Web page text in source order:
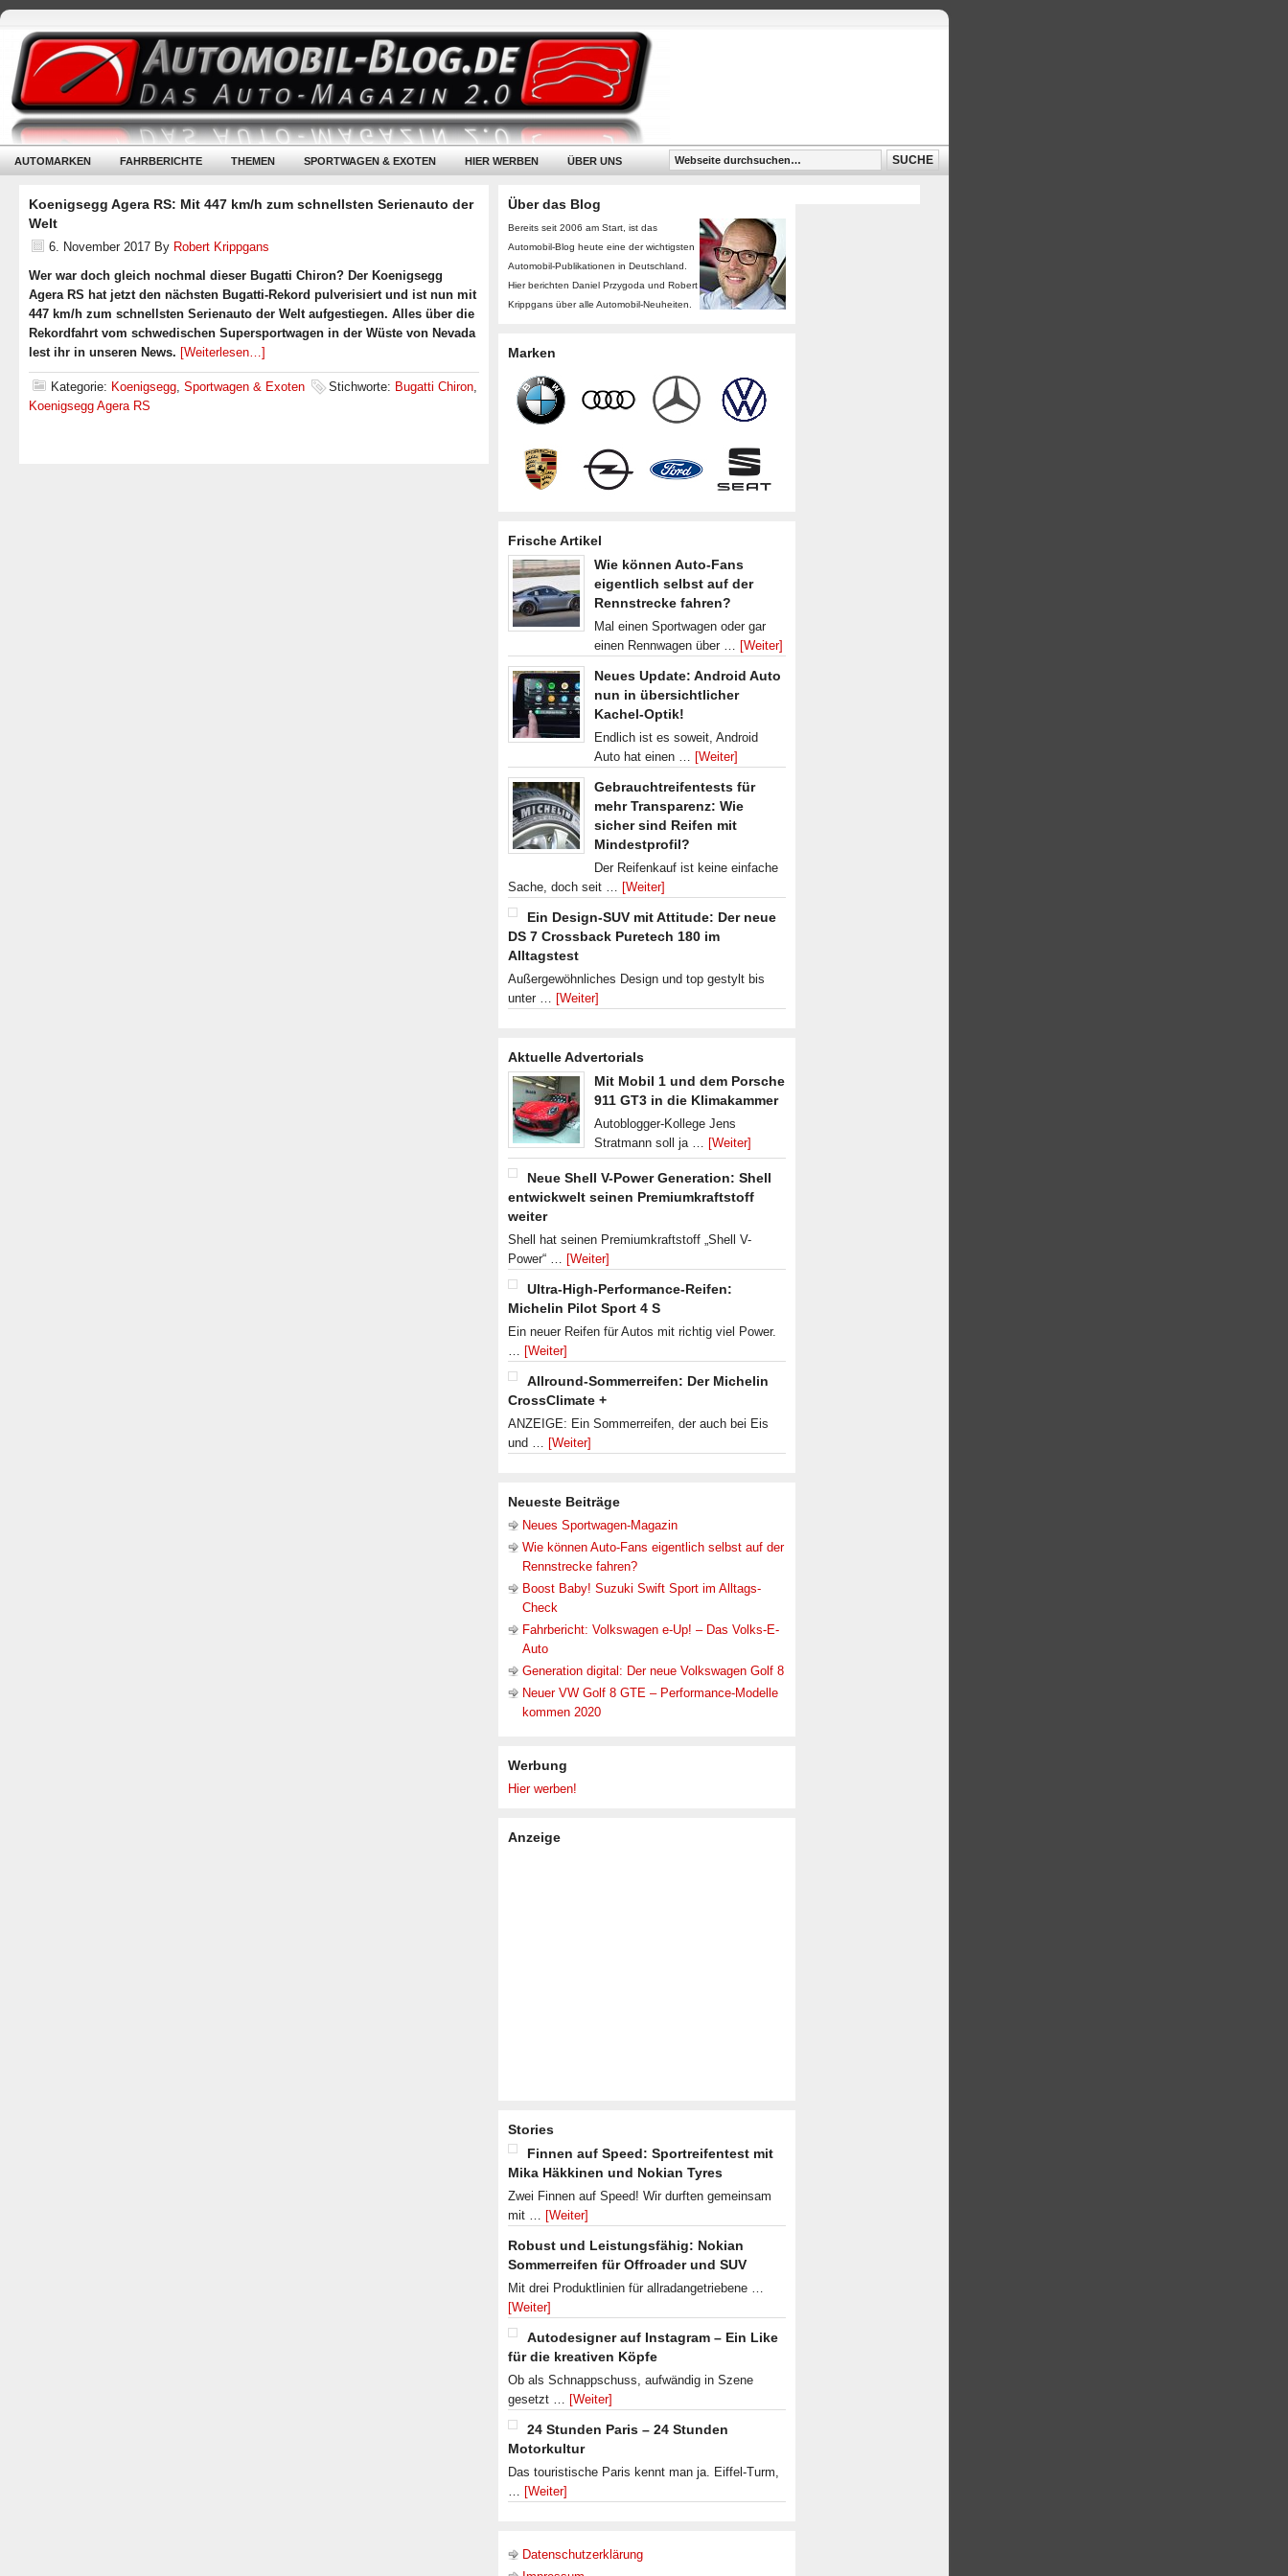
AUTOMARKEN FAHRBERICHTE THEMEN SPORTWAGEN & EXOTEN HIER WERBEN ÜBER UNS
Koenigsegg Agera RS: Mit 447 km/h zum schnellsten Serienauto der
Welt
6. November 2017 By Robert Krippgans
Wer war doch gleich nochmal dieser Bugatti Chiron? Der Koenigsegg
Agera RS hat jetzt den nächsten Bugatti-Rekord pulverisiert und ist nun mit
447 km/h zum schnellsten Serienauto der Welt aufgestiegen. Alles über die
Rekordfahrt vom schwedischen Supersportwagen in der Wüste von Nevada
lest ihr in unseren News. [Weiterlesen…]
Kategorie: Koenigsegg, Sportwagen & Exoten Stichworte: Bugatti Chiron,
Koenigsegg Agera RS
Über das Blog
Bereits seit 2006 am Start, ist das
Automobil-Blog heute eine der wichtigsten
Automobil-Publikationen in Deutschland.
Hier berichten Daniel Przygoda und Robert
Krippgans über alle Automobil-Neuheiten.
Marken
Frische Artikel
Wie können Auto-Fans
eigentlich selbst auf der
Rennstrecke fahren?
Mal einen Sportwagen oder gar
einen Rennwagen über … [Weiter]
Neues Update: Android Auto
nun in übersichtlicher
Kachel-Optik!
Endlich ist es soweit, Android
Auto hat einen … [Weiter]
Gebrauchtreifentests für
mehr Transparenz: Wie
sicher sind Reifen mit
Mindestprofil?
Der Reifenkauf ist keine einfache
Sache, doch seit … [Weiter]
Ein Design-SUV mit Attitude: Der neue
DS 7 Crossback Puretech 180 im
Alltagstest
Außergewöhnliches Design und top gestylt bis
unter … [Weiter]
Aktuelle Advertorials
Mit Mobil 1 und dem Porsche
911 GT3 in die Klimakammer
Autoblogger-Kollege Jens
Stratmann soll ja … [Weiter]
Neue Shell V-Power Generation: Shell
entwickwelt seinen Premiumkraftstoff
weiter
Shell hat seinen Premiumkraftstoff „Shell V-
Power“ … [Weiter]
Ultra-High-Performance-Reifen:
Michelin Pilot Sport 4 S
Ein neuer Reifen für Autos mit richtig viel Power.
… [Weiter]
Allround-Sommerreifen: Der Michelin
CrossClimate +
ANZEIGE: Ein Sommerreifen, der auch bei Eis
und … [Weiter]
Neueste Beiträge
Neues Sportwagen-Magazin
Wie können Auto-Fans eigentlich selbst auf der
Rennstrecke fahren?
Boost Baby! Suzuki Swift Sport im Alltags-
Check
Fahrbericht: Volkswagen e-Up! – Das Volks-E-
Auto
Generation digital: Der neue Volkswagen Golf 8
Neuer VW Golf 8 GTE – Performance-Modelle
kommen 2020
Werbung
Hier werben!
Anzeige
Stories
Finnen auf Speed: Sportreifentest mit
Mika Häkkinen und Nokian Tyres
Zwei Finnen auf Speed! Wir durften gemeinsam
mit … [Weiter]
Robust und Leistungsfähig: Nokian
Sommerreifen für Offroader und SUV
Mit drei Produktlinien für allradangetriebene …
[Weiter]
Autodesigner auf Instagram – Ein Like
für die kreativen Köpfe
Ob als Schnappschuss, aufwändig in Szene
gesetzt … [Weiter]
24 Stunden Paris – 24 Stunden
Motorkultur
Das touristische Paris kennt man ja. Eiffel-Turm,
… [Weiter]
Datenschutzerklärung